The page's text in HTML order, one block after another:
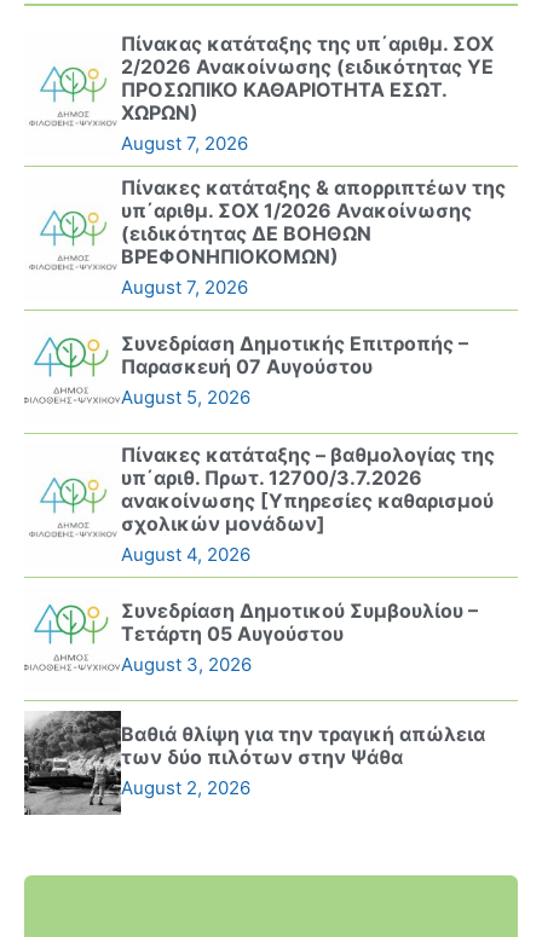
Πίνακας κατάταξης της υπ΄αριθμ. ΣΟΧ
2/2026 Ανακοίνωσης (ειδικότητας ΥΕ
ΠΡΟΣΩΠΙΚΟ ΚΑΘΑΡΙΟΤΗΤΑ ΕΣΩΤ.
ΧΩΡΩΝ)
August 7, 2026
Πίνακες κατάταξης & απορριπτέων της
υπ΄αριθμ. ΣΟΧ 1/2026 Ανακοίνωσης
(ειδικότητας ΔΕ ΒΟΗΘΩΝ
ΒΡΕΦΟΝΗΠΙΟΚΟΜΩΝ)
August 7, 2026
Συνεδρίαση Δημοτικής Επιτροπής –
Παρασκευή 07 Αυγούστου
August 5, 2026
Πίνακες κατάταξης – βαθμολογίας της
υπ΄αριθ. Πρωτ. 12700/3.7.2026
ανακοίνωσης [Υπηρεσίες καθαρισμού
σχολικών μονάδων]
August 4, 2026
Συνεδρίαση Δημοτικού Συμβουλίου –
Τετάρτη 05 Αυγούστου
August 3, 2026
Βαθιά θλίψη για την τραγική απώλεια
των δύο πιλότων στην Ψάθα
August 2, 2026